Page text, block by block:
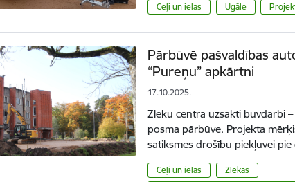
Ceļi un ielas Ugāle
Pārbūvē pašvaldības
“Pureņu” apkārtni
17.10.2025.
Zlēku centrā uzsākti būvdarbi
posma pārbūve. Projekta
satiksmes drošību piekļuvei
Ceļi un ielas
Zlēkas